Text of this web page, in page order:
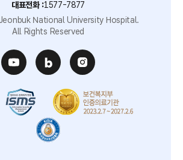
대표전화 :1577-7877
National University Hospital.
All Rights Reserved